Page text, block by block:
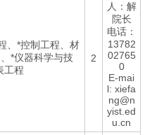
、*控制工程、材
*仪器科学与技
工程
2
人：解
院长
电话：
13782
02765
0
E-mai
l: xiefa
ng@n
yist.ed
u.cn